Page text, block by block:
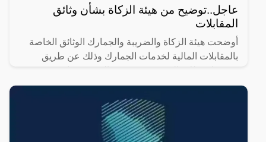
عاجل..توضيح من هيئة الزكاة بشأن وثائق
المقابلات
أوضحت هيئة الزكاة والضريبة والجمارك الوثائق الخاصة
بالمقابلات المالية لخدمات الجمارك وذلك عن طريق
المقابل المالي